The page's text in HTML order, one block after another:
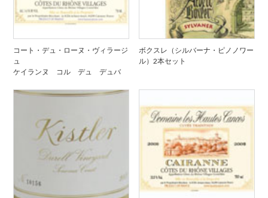
コート・デュ・ローヌ・ヴィラージ
ュ
ケイランヌ コル デュ デュバ
ボクスレ（シルバーナ・ピノノワー
ル）2本セット